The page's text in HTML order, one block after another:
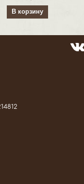
В корзину